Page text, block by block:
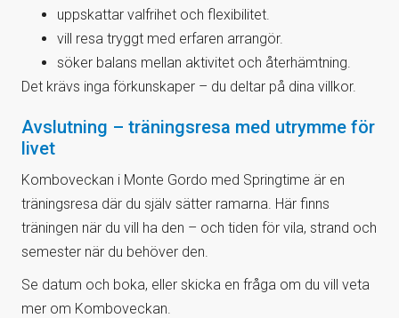
uppskattar valfrihet och flexibilitet.
vill resa tryggt med erfaren arrangör.
söker balans mellan aktivitet och återhämtning.
Det krävs inga förkunskaper – du deltar på dina villkor.
Avslutning – träningsresa med utrymme för
livet
Komboveckan i Monte Gordo med Springtime är en
träningsresa där du själv sätter ramarna. Här finns
träningen när du vill ha den – och tiden för vila, strand och
semester när du behöver den.
Se datum och boka, eller skicka en fråga om du vill veta
mer om Komboveckan.